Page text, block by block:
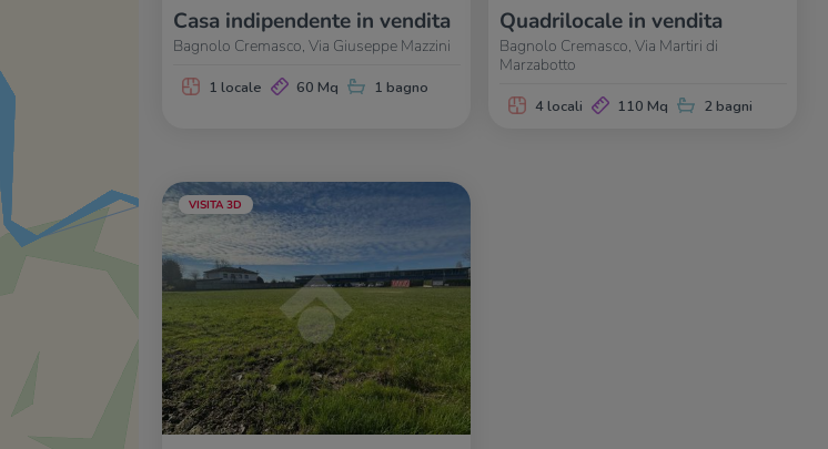
Casa indipendente in vendita
Bagnolo Cremasco, Via Giuseppe Mazzini
1 locale 60 Mq 1 bagno
Quadrilocale in vendita
Bagnolo Cremasco, Via Martiri di
Marzabotto
4 locali 110 Mq 2 bagni
VISITA 3D